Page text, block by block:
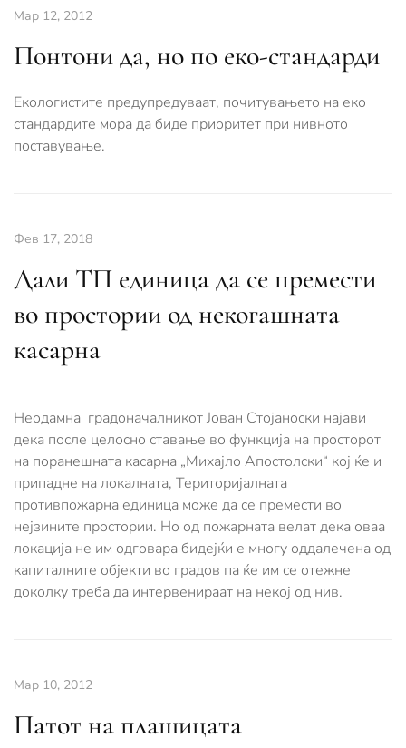
Мар 12, 2012
Понтони да, но по еко-стандарди
Екологистите предупредуваат, почитувањето на еко
стандардите мора да биде приоритет при нивното
поставување.
Фев 17, 2018
Дали ТП единица да се премести
во простории од некогашната
касарна
Неодамна градоначалникот Јован Стојаноски најави
дека после целосно ставање во функција на просторот
на поранешната касарна „Михајло Апостолски“ кој ќе и
припадне на локалната, Територијалната
противпожарна единица може да се премести во
нејзините простории. Но од пожарната велат дека оваа
локација не им одговара бидејќи е многу оддалечена од
капиталните објекти во градов па ќе им се отежне
доколку треба да интервенираат на некој од нив.
Мар 10, 2012
Патот на плашицата